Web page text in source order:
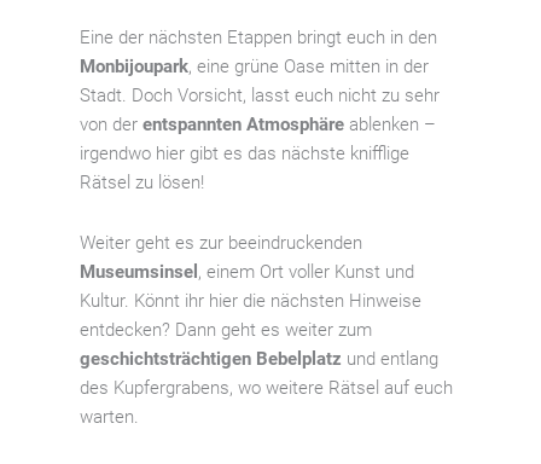
Eine der nächsten Etappen bringt euch in den
Monbijoupark, eine grüne Oase mitten in der
Stadt. Doch Vorsicht, lasst euch nicht zu sehr
von der entspannten Atmosphäre ablenken –
irgendwo hier gibt es das nächste knifflige
Rätsel zu lösen!
Weiter geht es zur beeindruckenden
Museumsinsel , einem Ort voller Kunst und
Kultur. Könnt ihr hier die nächsten Hinweise
entdecken? Dann geht es weiter zum
geschichtsträchtigen Bebelplatz und entlang
des Kupfergrabens, wo weitere Rätsel auf euch
warten.